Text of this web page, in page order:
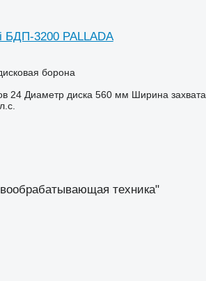
БДП-3200 PALLADA
борона
24 Диаметр диска 560 мм Ширина захвата
техника"